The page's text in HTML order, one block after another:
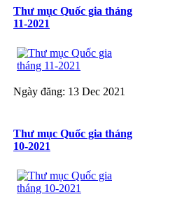
Thư mục Quốc gia tháng
11-2021
Ngày đăng: 13 Dec 2021
Thư mục Quốc gia tháng
10-2021